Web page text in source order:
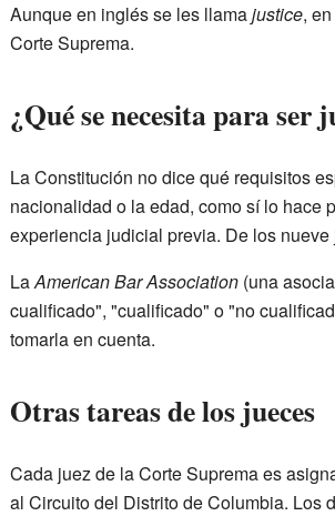
Aunque en inglés se les llamajustice,
Corte Suprema.
¿Qué se necesita para ser
La Constitución no dice qué requisitos
nacionalidad o la edad, como sí lo hace
experiencia judicial previa. De los
LaAmerican Bar Association(una
cualificado", "cualificado" o "no
tomarla en cuenta.
Otras tareas de los jueces
Cada juez de la Corte Suprema es
al Circuito del Distrito de Columbia. Los